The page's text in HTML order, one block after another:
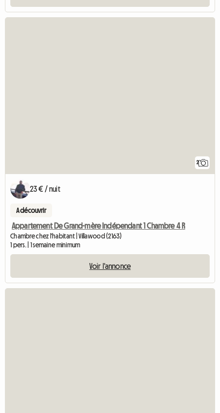
2
23 € / nuit
A découvrir
Appartement De Grand-mère Indépendant 1 Chambre 4 R
Chambre chez l'habitant | Villawood (2163)
1 pers. | 1 semaine minimum
Voir l'annonce